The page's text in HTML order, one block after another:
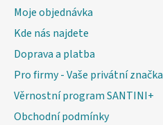
Moje objednávka
Kde nás najdete
Doprava a platba
Pro firmy - Vaše privátní značka
Věrnostní program SANTINI+
Obchodní podmínky